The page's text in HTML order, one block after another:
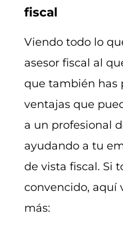
fiscal
Viendo todo lo
asesor fiscal al
que también has
ventajas que
a un profesional
ayudando a tu
de vista fiscal. Si
convencido, aquí
más: